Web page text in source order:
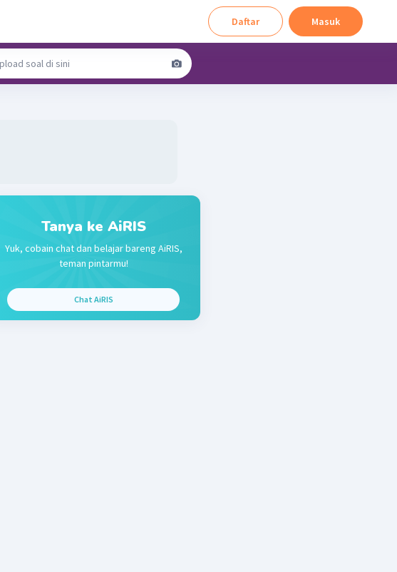
Daftar Masuk
Tanya ke AiRIS
Yuk, cobain chat dan belajar bareng AiRIS,
teman pintarmu!
Chat AiRIS